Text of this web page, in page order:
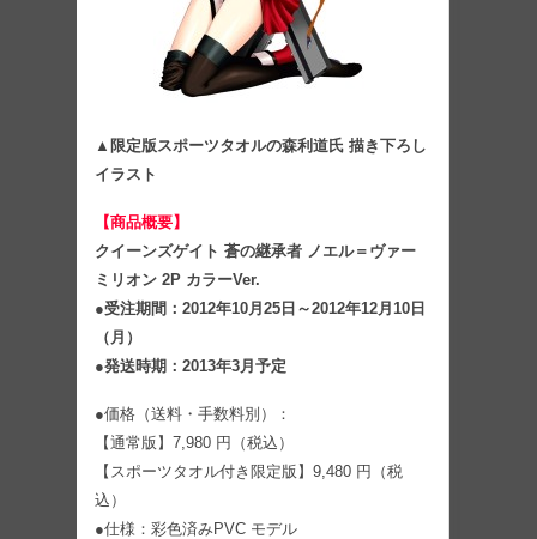
▲限定版スポーツタオルの森利道氏 描き下ろし
イラスト
【商品概要】
クイーンズゲイト 蒼の継承者 ノエル＝ヴァー
ミリオン 2P カラーVer.
●受注期間：2012年10月25日～2012年12月10日
（月）
●発送時期：2013年3月予定
●価格（送料・手数料別）：
【通常版】7,980 円（税込）
【スポーツタオル付き限定版】9,480 円（税
込）
●仕様：彩色済みPVC モデル